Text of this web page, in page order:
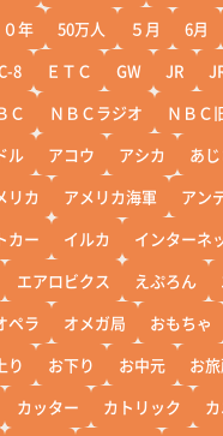
０年 50万人 ５月 6月
8 ＥＴＣ GW JR
Ｃ ＮＢＣラジオ ＮＢＣ
ル アコウ アシカ あ
リカ アメリカ海軍 アン
カー イルカ インターネ
エアロビクス えぷろん
ペラ オメガ局 おもちゃ
り お下り お中元 お
カッター カトリック